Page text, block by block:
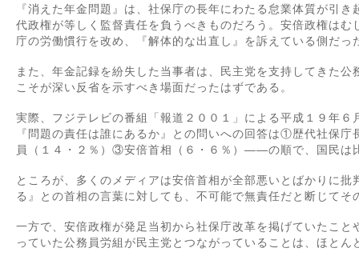
『消えた年金問題』は、社保庁の長年にわたる怠業体質が引
代政権が等しく監督責任を負うべきものだろう。安倍政権は
庁の労働慣行を改め、『解体的な出直し』を訴えている側だっ
また、年金記録を紛失した当事者は、民主党を支持してきた
こそが深い反省を示すべき場面だったはずである。
実際、フジテレビの番組「報道２００１」による平成１９年
『問題の責任は誰にあるか』との問いへの回答は①歴代社保
員（１４・２％）③安倍首相（６・６％）――の順で、国民は
ところが、多くのメディアは安倍首相が全部悪いとばかりに
る』との首相の言葉に対しても、不可能で無責任だと断じてそ
一方で、安倍政権が発足当初から社保庁改革を掲げていたこ
っていた公務員労組が民主党とつながっていることは、ほとん